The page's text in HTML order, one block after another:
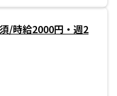
/時給2000円・週2